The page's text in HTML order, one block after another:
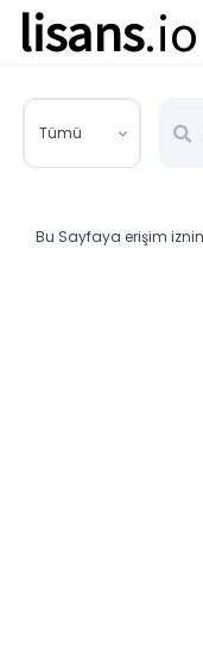
lisans.io
Tümü
Bu Sayfaya erişim